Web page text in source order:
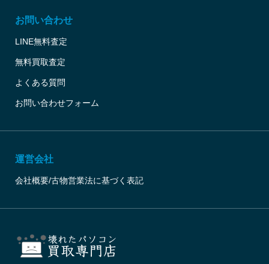
お問い合わせ
LINE無料査定
無料買取査定
よくある質問
お問い合わせフォーム
運営会社
会社概要/古物営業法に基づく表記